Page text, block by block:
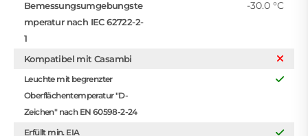
Bemessungsumgebungste
mperatur nach IEC 62722-2-
1
-30.0 °C
Kompatibel mit Casambi
Leuchte mit begrenzter
Oberflächentemperatur "D-
Zeichen" nach EN 60598-2-24
Erfüllt min. EIA